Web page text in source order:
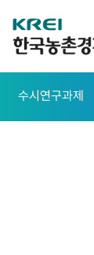
한
국
촌
수시연구과제